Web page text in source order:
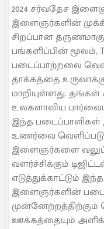
2024 சர்வதேச
இளைஞர்களின்
சிறப்பான
பங்களிப்பின் மூலம்,
படைப்பாற்றலை
தாக்கத்தை
மாறியுள்ளது.
உலகளாவிய
இந்த
உணர்வை
இளைஞர்களை
வளர்ச்சிக்கும்
எடுத்துக்காட்டும்
இளைஞர்களின்
ஊக்கத்தையும்